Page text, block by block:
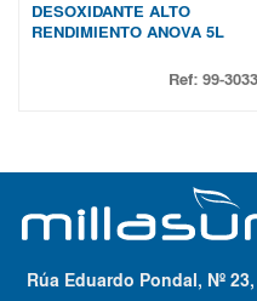
DESOXIDANTE ALTO
RENDIMIENTO ANOVA 5L
Ref: 99-3033
Rúa Eduardo Pondal, Nº 23,